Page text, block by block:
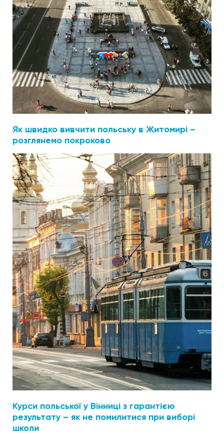
Як швидко вивчити польську в Житомирі –
розглянемо покроково
Курси польської у Вінниці з гарантією
результату – як не помилитися при виборі
школи